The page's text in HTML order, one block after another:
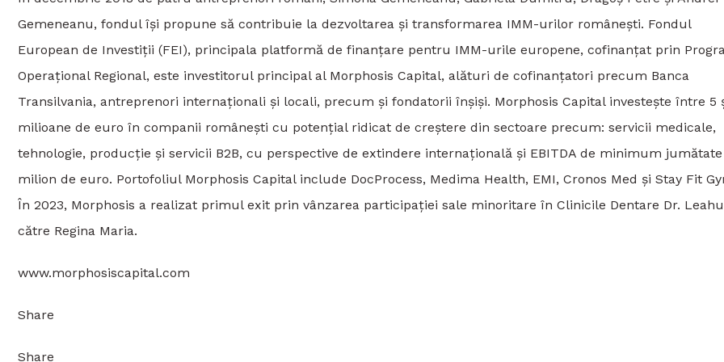
Gemeneanu, fondul își propune să contribuie la dezvoltarea și transformarea IMM-urilor românești. Fondul
European de Investiții (FEI), principala platformă de finanțare pentru IMM-urile europene, cofinanțat prin
Operațional Regional, este investitorul principal al Morphosis Capital, alături de cofinanțatori precum Banca
Transilvania, antreprenori internaționali și locali, precum și fondatorii înșiși. Morphosis Capital investește între 5
milioane de euro în companii românești cu potențial ridicat de creștere din sectoare precum: servicii medicale,
tehnologie, producție și servicii B2B, cu perspective de extindere internațională și EBITDA de minimum
milion de euro. Portofoliul Morphosis Capital include DocProcess, Medima Health, EMI, Cronos Med și Stay Fit
În 2023, Morphosis a realizat primul exit prin vânzarea participației sale minoritare în Clinicile Dentare Dr. Leahu
către Regina Maria.
www.morphosiscapital.com
Share
Share